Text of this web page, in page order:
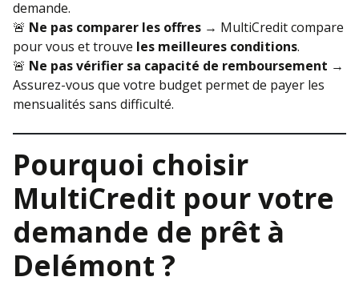
demande.
🚨 Ne pas comparer les offres → MultiCredit compare
pour vous et trouve les meilleures conditions.
🚨 Ne pas vérifier sa capacité de remboursement →
Assurez-vous que votre budget permet de payer les
mensualités sans difficulté.
Pourquoi choisir
MultiCredit pour votre
demande de prêt à
Delémont ?